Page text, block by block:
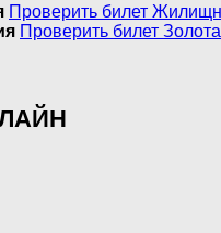
Проверить билет
Проверить билет